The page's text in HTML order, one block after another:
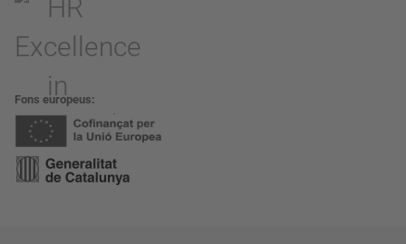
Fons europeus